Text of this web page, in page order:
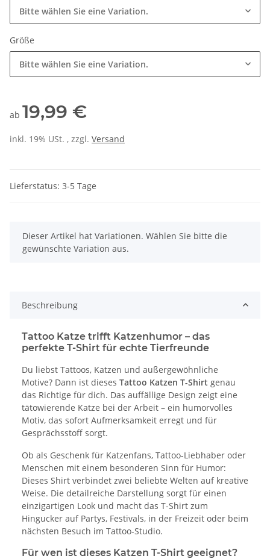
Bitte wählen Sie eine Variation.
Größe
Bitte wählen Sie eine Variation.
ab 19,99 €
inkl. 19% USt. , zzgl. Versand
Lieferstatus: 3-5 Tage
x
Dieser Artikel hat Variationen. Wählen Sie bitte die
gewünschte Variation aus.
Beschreibung
Tattoo Katze trifft Katzenhumor – das
perfekte T-Shirt für echte Tierfreunde
Du liebst Tattoos, Katzen und außergewöhnliche
Motive? Dann ist dieses Tattoo Katzen T-Shirt genau
das Richtige für dich. Das auffällige Design zeigt eine
tätowierende Katze bei der Arbeit – ein humorvolles
Motiv, das sofort Aufmerksamkeit erregt und für
Gesprächsstoff sorgt.
Ob als Geschenk für Katzenfans, Tattoo-Liebhaber oder
Menschen mit einem besonderen Sinn für Humor:
Dieses Shirt verbindet zwei beliebte Welten auf kreative
Weise. Die detailreiche Darstellung sorgt für einen
einzigartigen Look und macht das T-Shirt zum
Hingucker auf Partys, Festivals, in der Freizeit oder beim
nächsten Besuch im Tattoo-Studio.
Für wen ist dieses Katzen T-Shirt geeignet?